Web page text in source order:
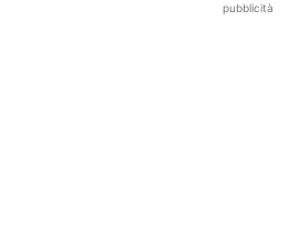
pubblicità